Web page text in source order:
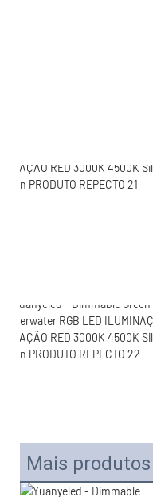
Mais produtos